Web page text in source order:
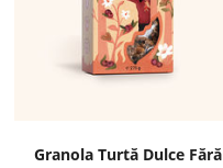
Granola Turtă Dulce Fără